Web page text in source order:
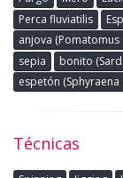
Perca fluviatilis
anjova
sepia
bonito
espetón (Sphyraena
Técnicas